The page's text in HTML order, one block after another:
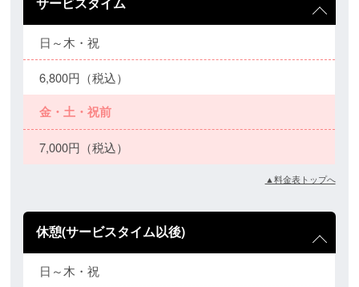
日～木・祝
6,800円（税込）
金・土・祝前
7,000円（税込）
▲料金表トップへ
休憩(サービスタイム以後)
日～木・祝